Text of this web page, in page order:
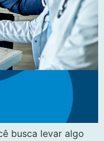
busca levar algo